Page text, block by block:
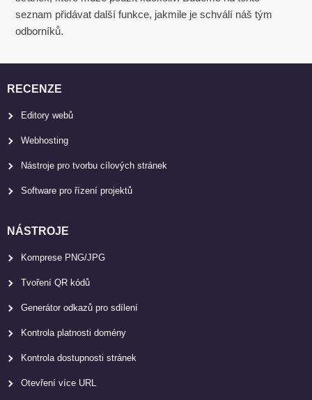
seznam přidávat další funkce, jakmile je schválí náš tým
odborníků.
RECENZE
Editory webů
Webhosting
Nástroje pro tvorbu cílových stránek
Software pro řízení projektů
NÁSTROJE
Komprese PNG/JPG
Tvoření QR kódů
Generátor odkazů pro sdílení
Kontrola platnosti domény
Kontrola dostupnosti stránek
Otevření více URL